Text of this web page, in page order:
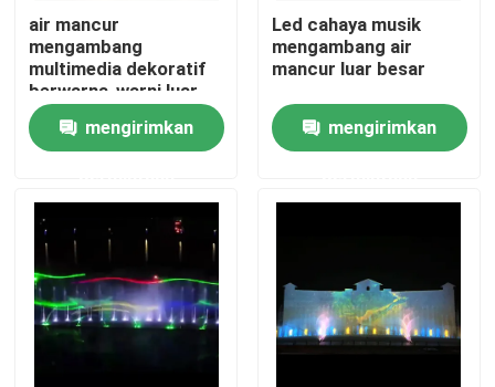
Rumah
Produk
air mancur
mengambang
multimedia dekoratif
berwarna-warni luar
ruangan
mengirimkan
Led cahaya musik
mengambang air
mancur luar besar
mengirimkan